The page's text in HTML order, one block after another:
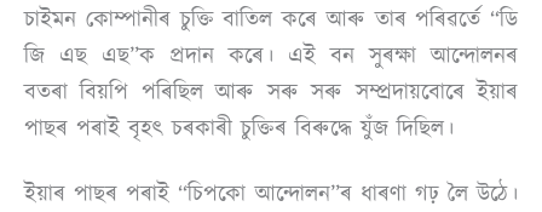
চাইমন কোম্পানীৰ চুক্তি বাতিল কৰে আৰু তাৰ পৰিৱৰ্তে “ডি
জি এছ এছ”ক প্ৰদান কৰে। এই বন সুৰক্ষা আন্দোলনৰ
বতৰা বিয়পি পৰিছিল আৰু সৰু সৰু সম্প্ৰদায়বোৰে ইয়াৰ
পাছৰ পৰাই বৃহৎ চৰকাৰী চুক্তিৰ বিৰুদ্ধে যুঁজ দিছিল।
ইয়াৰ পাছৰ পৰাই “চিপকো আন্দোলন”ৰ ধাৰণা গঢ় লৈ উঠে।